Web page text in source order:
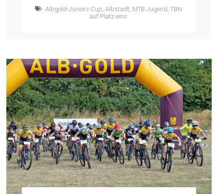
Albgold-Juniors Cup,Albstadt, MTB Jugend ,TBN
auf Platz eins